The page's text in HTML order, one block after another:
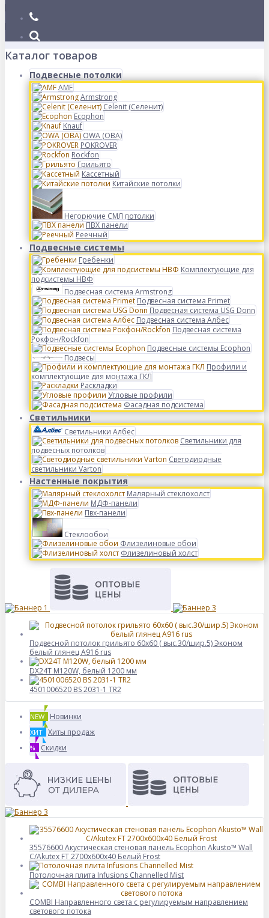
Каталог товаров
Подвесные потолки
AMF
Armstrong
Celenit (Селенит)
Ecophon
Knauf
OWA (ОВА)
POKROVER
Rockfon
Грильято
Кассетный
Китайские потолки
Негорючие СМЛ потолки
ПВХ панели
Реечный
Подвесные системы
Гребенки
Комплектующие для
подсистемы НВФ
Подвесная система Armstrong
Подвесная система Primet
Подвесная система USG Donn
Подвесная система Албес
Подвесная система
Рокфон/Rockfon
Подвесные системы Ecophon
Подвесы
Профили и
комплектующие для монтажа ГКЛ
Раскладки
Угловые профили
Фасадная подсистема
Светильники
Светильники Албес
Светильники для
подвесных потолков
Светодиодные
светильники Varton
Настенные покрытия
Малярный стеклохолст
МДФ-панели
Пвх-панели
Стеклообои
Флизелиновые обои
Флизелиновый холст
Подвесной потолок грильято 60х60 ( выс.30/шир.5) Эконом
белый глянец А916 rus
DX24T M120W, белый 1200 мм
4501006520 BS 2031-1 TR2
NEW Новинки
ХИТ Хиты продаж
% Скидки
35576600 Акустическая стеновая панель Ecophon Akusto™ Wall
С/Akutex FT 2700x600x40 Белый Frost
Потолочная плита Infusions Channelled Mist
COMBI Направленного света c регулируемым направлением
светового потока